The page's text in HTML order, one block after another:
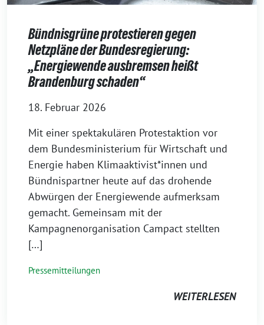
Bündnisgrüne protestieren gegen
Netzpläne der Bundesregierung:
„Energiewende ausbremsen heißt
Brandenburg schaden“
18. Februar 2026
Mit einer spektakulären Protestaktion vor
dem Bundesministerium für Wirtschaft und
Energie haben Klimaaktivist*innen und
Bündnispartner heute auf das drohende
Abwürgen der Energiewende aufmerksam
gemacht. Gemeinsam mit der
Kampagnenorganisation Campact stellten
[…]
Pressemitteilungen
WEITERLESEN